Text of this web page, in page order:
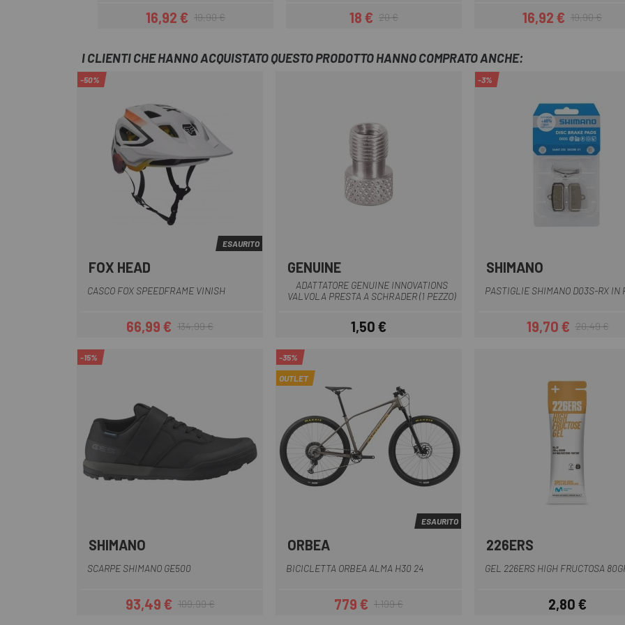
Prezzo
16,92 €Prezzo base
19,90 €
Prezzo
18 € Prezzo base
20 €
Prezzo
16,92 €Prezzo base
19,90 €
I CLIENTI CHE HANNO ACQUISTATO QUESTO PRODOTTO HANNO COMPRATO ANCHE:
Blu
-50%
ESAURITO
FOX HEAD
CASCO FOX SPEEDFRAME VINISH
Prezzo
66,99 €Prezzo base
134,99 €
GENUINE
ADATTATORE GENUINE INNOVATIONS
VALVOLA PRESTA A SCHRADER (1 PEZZO)
Prezzo
1,50 €
-3%
SHIMANO
PASTIGLIE SHIMANO D03S-RX IN
Prezzo
19,70 €Prezzo base
20,49 €
-15%
SHIMANO
SCARPE SHIMANO GE500
Prezzo
93,49 €Prezzo base
109,99 €
-35%
OUTLET
ESAURITO
ORBEA
BICICLETTA ORBEA ALMA H30 24
Prezzo
779 € Prezzo base
1.199 €
226ERS
GEL 226ERS HIGH FRUCTOSA
Prezzo
2,80 €